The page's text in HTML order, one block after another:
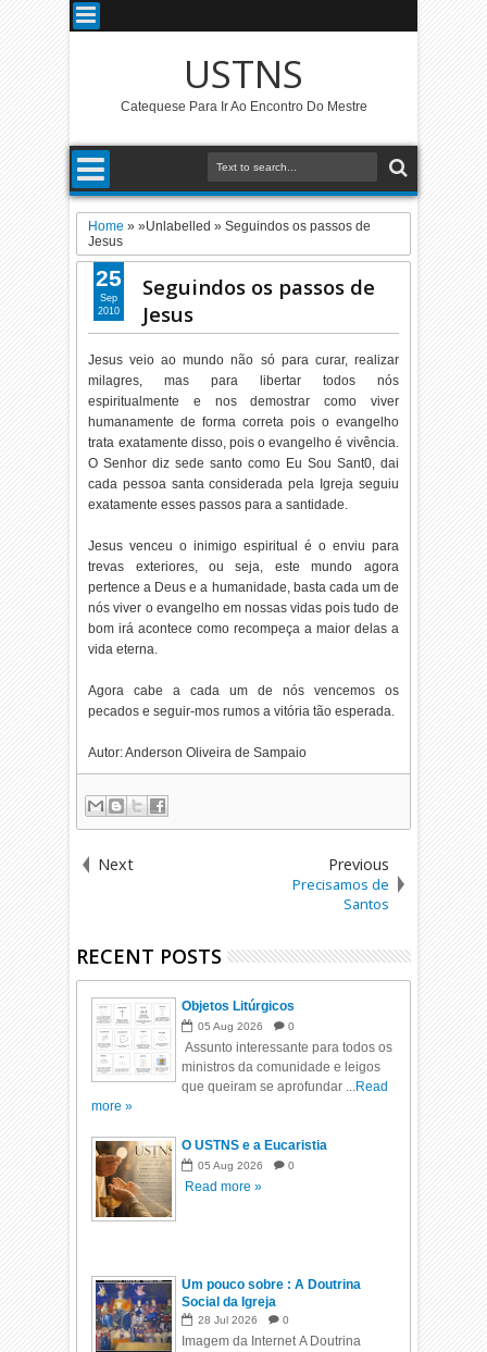
USTNS
Catequese Para Ir Ao Encontro Do Mestre
Home » »Unlabelled »Seguindos os passos de
Jesus
Seguindos os passos de
Jesus
Jesus veio ao mundo não só para curar, realizar
milagres, mas para libertar todos nós
espiritualmente e nos demostrar como viver
humanamente de forma correta pois o evangelho
trata exatamente disso, pois o evangelho é vivência.
O Senhor diz sede santo como Eu Sou Sant0, dai
cada pessoa santa considerada pela Igreja seguiu
exatamente esses passos para a santidade.
Jesus venceu o inimigo espiritual é o enviu para
trevas exteriores, ou seja, este mundo agora
pertence a Deus e a humanidade, basta cada um de
nós viver o evangelho em nossas vidas pois tudo de
bom irá acontece como recompeça a maior delas a
vida eterna.
Agora cabe a cada um de nós vencemos os
pecados e seguir-mos rumos a vitória tão esperada.
Autor: Anderson Oliveira de Sampaio
25
Sep
2010
Next Previous
Precisamos de
Santos
RECENT POSTS
Objetos Litúrgicos
05 Aug 2026 0
Assunto interessante para todos os
ministros da comunidade e leigos
que queiram se aprofundar ...Read
more »
O USTNS e a Eucaristia
05 Aug 2026 0
Read more »
Um pouco sobre : A Doutrina
Social da Igreja
28 Jul 2026 0
Imagem da Internet A Doutrina